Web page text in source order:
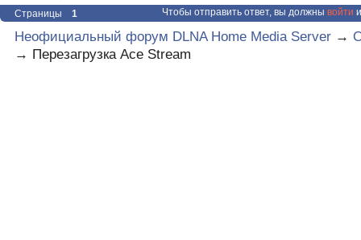
Страницы 1 Чтобы отправить ответ, вы должны войти
Неофициальный форум DLNA Home Media Server →
→ Перезагрузка Ace Stream